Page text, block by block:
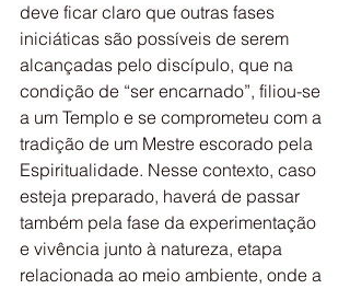
deve ficar claro que outras fases
iniciáticas são possíveis de serem
alcançadas pelo discípulo, que na
condição de “ser encarnado”, filiou-se
a um Templo e se comprometeu com a
tradição de um Mestre escorado pela
Espiritualidade. Nesse contexto, caso
esteja preparado, haverá de passar
também pela fase da experimentação
e vivência junto à natureza, etapa
relacionada ao meio ambiente, onde a